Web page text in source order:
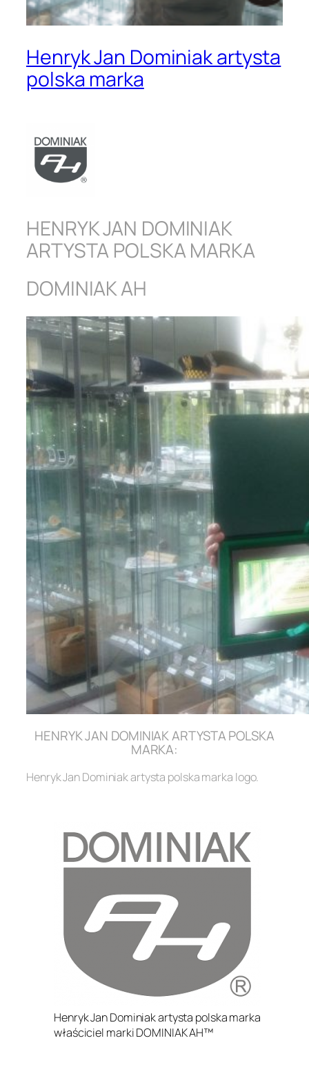
Henryk Jan Dominiak artysta
polska marka
HENRYK JAN DOMINIAK
ARTYSTA POLSKA MARKA
DOMINIAK AH
HENRYK JAN DOMINIAK ARTYSTA POLSKA
MARKA:
Henryk Jan Dominiak artysta polska marka logo.
Henryk Jan Dominiak artysta polska marka
właściciel marki DOMINIAK AH™